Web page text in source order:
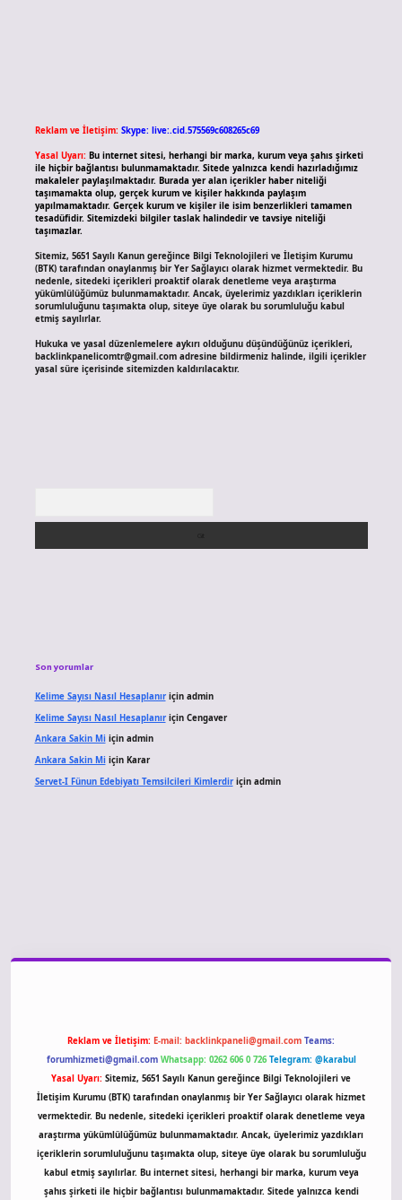
Reklam ve İletişim: Skype: live:.cid.575569c608265c69
Yasal Uyarı: Bu internet sitesi, herhangi bir marka, kurum veya şahıs şirketi
ile hiçbir bağlantısı bulunmamaktadır. Sitede yalnızca kendi hazırladığımız
makaleler paylaşılmaktadır. Burada yer alan içerikler haber niteliği
taşımamakta olup, gerçek kurum ve kişiler hakkında paylaşım
yapılmamaktadır. Gerçek kurum ve kişiler ile isim benzerlikleri tamamen
tesadüfidir. Sitemizdeki bilgiler taslak halindedir ve tavsiye niteliği
taşımazlar.
Sitemiz, 5651 Sayılı Kanun gereğince Bilgi Teknolojileri ve İletişim Kurumu
(BTK) tarafından onaylanmış bir Yer Sağlayıcı olarak hizmet vermektedir. Bu
nedenle, sitedeki içerikleri proaktif olarak denetleme veya araştırma
yükümlülüğümüz bulunmamaktadır. Ancak, üyelerimiz yazdıkları içeriklerin
sorumluluğunu taşımakta olup, siteye üye olarak bu sorumluluğu kabul
etmiş sayılırlar.
Hukuka ve yasal düzenlemelere aykırı olduğunu düşündüğünüz içerikleri,
backlinkpanelicomtr@gmail.comadresine bildirmeniz halinde, ilgili içerikler
yasal süre içerisinde sitemizden kaldırılacaktır.
Son yorumlar
Kelime Sayısı Nasıl Hesaplanıriçin admin
Kelime Sayısı Nasıl Hesaplanıriçin Cengaver
Ankara Sakin Miiçin admin
Ankara Sakin Miiçin Karar
Servet-I Fünun Edebiyatı Temsilcileri Kimlerdiriçin admin
Reklam ve İletişim: E-mail: backlinkpaneli@gmail.com Teams:
forumhizmeti@gmail.com Whatsapp: 0262 606 0 726 Telegram: @karabul
Yasal Uyarı: Sitemiz, 5651 Sayılı Kanun gereğince Bilgi Teknolojileri ve
İletişim Kurumu (BTK) tarafından onaylanmış bir Yer Sağlayıcı olarak hizmet
vermektedir. Bu nedenle, sitedeki içerikleri proaktif olarak denetleme veya
araştırma yükümlülüğümüz bulunmamaktadır. Ancak, üyelerimiz yazdıkları
içeriklerin sorumluluğunu taşımakta olup, siteye üye olarak bu sorumluluğu
kabul etmiş sayılırlar. Bu internet sitesi, herhangi bir marka, kurum veya
şahıs şirketi ile hiçbir bağlantısı bulunmamaktadır. Sitede yalnızca kendi